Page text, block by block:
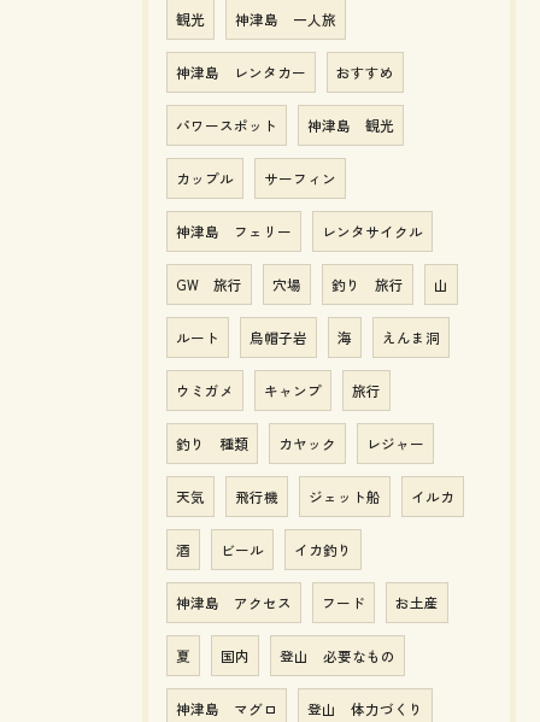
観光 神津島 一人旅
神津島 レンタカー おすすめ
パワースポット 神津島 観光
カップル サーフィン
神津島 フェリー レンタサイクル
GW 旅行 穴場 釣り 旅行 山
ルート 烏帽子岩 海 えんま洞
ウミガメ キャンプ 旅行
釣り 種類 カヤック レジャー
天気 飛行機 ジェット船 イルカ
酒 ビール イカ釣り
神津島 アクセス フード お土産
夏 国内 登山 必要なもの
神津島 マグロ 登山 体力づくり